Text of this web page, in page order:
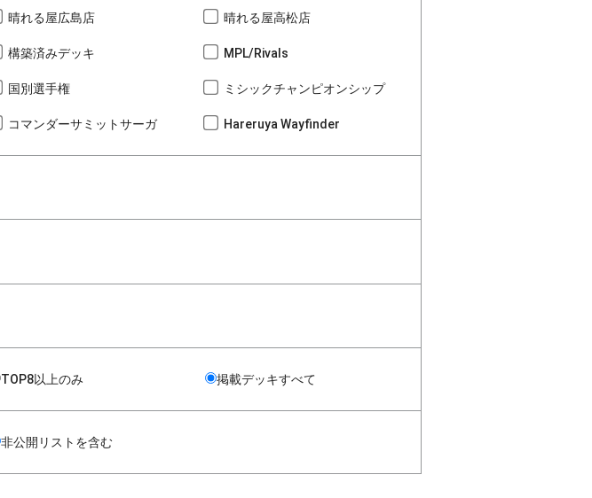
晴れる屋広島店 晴れる屋高松店
構築済みデッキ MPL/Rivals
国別選手権 ミシックチャンピオンシップ
コマンダーサミットサーガ Hareruya Wayfinder
TOP8以上のみ 掲載デッキすべて
非公開リストを含む